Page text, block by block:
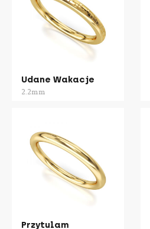
Udane Wakacje
2.2mm
Przytulam